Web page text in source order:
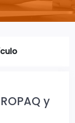
y